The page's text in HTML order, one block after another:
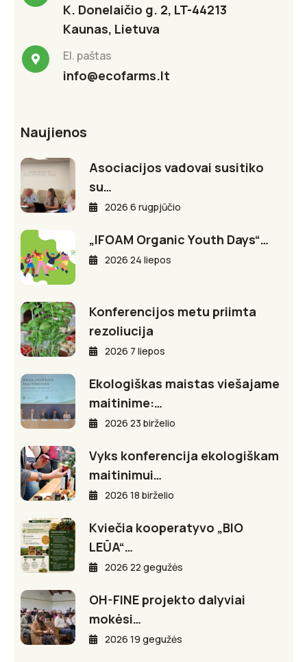
K. Donelaičio g. 2, LT-44213
Kaunas, Lietuva
El. paštas
info@ecofarms.lt
Naujienos
Asociacijos vadovai susitiko
su…
2026 6 rugpjūčio
„IFOAM Organic Youth Days“…
2026 24 liepos
Konferencijos metu priimta
rezoliucija
2026 7 liepos
Ekologiškas maistas viešajame
maitinime:…
2026 23 birželio
Vyks konferencija ekologiškam
maitinimui…
2026 18 birželio
Kviečia kooperatyvo „BIO
LEŪA“…
2026 22 gegužės
OH-FINE projekto dalyviai
mokėsi…
2026 19 gegužės